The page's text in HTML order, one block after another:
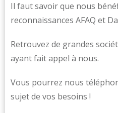
Il faut savoir que nous
reconnaissances AFAQ et
Retrouvez de grandes
ayant fait appel à nous.
Vous pourrez nous
sujet de vos besoins !